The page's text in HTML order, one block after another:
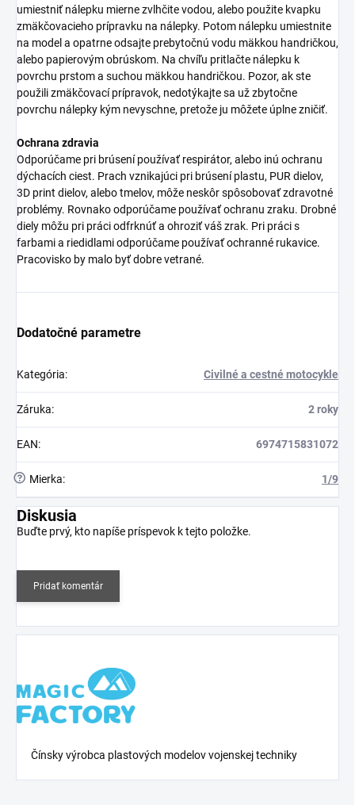
umiestniť nálepku mierne zvlhčite vodou, alebo použite kvapku
zmäkčovacieho prípravku na nálepky. Potom nálepku umiestnite
na model a opatrne odsajte prebytočnú vodu mäkkou handričkou,
alebo papierovým obrúskom. Na chvíľu pritlačte nálepku k
povrchu prstom a suchou mäkkou handričkou. Pozor, ak ste
použili zmäkčovací prípravok, nedotýkajte sa už zbytočne
povrchu nálepky kým nevyschne, pretože ju môžete úplne zničiť.
Ochrana zdravia
Odporúčame pri brúsení používať respirátor, alebo inú ochranu
dýchacích ciest. Prach vznikajúci pri brúsení plastu, PUR dielov,
3D print dielov, alebo tmelov, môže neskôr spôsobovať zdravotné
problémy. Rovnako odporúčame používať ochranu zraku. Drobné
diely môžu pri práci odfrknúť a ohroziť váš zrak. Pri práci s
farbami a riedidlami odporúčame používať ochranné rukavice.
Pracovisko by malo byť dobre vetrané.
Dodatočné parametre
Kategória: Civilné a cestné motocykle
Záruka: 2 roky
EAN: 6974715831072
? Mierka: 1/9
Diskusia
Buďte prvý, kto napíše príspevok k tejto položke.
Pridať komentár
Čínsky výrobca plastových modelov vojenskej techniky